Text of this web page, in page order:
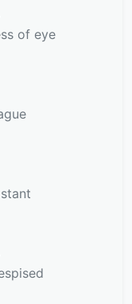
of eye